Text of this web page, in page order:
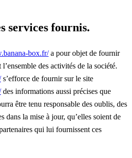
services fournis.
box.fr/a pour objet de fournir
des activités de la société.
s’efforce de fournir sur le site
des informations aussi précises que
être tenu responsable des oublis, des
dans la mise à jour, qu’elles soient de
qui lui fournissent ces